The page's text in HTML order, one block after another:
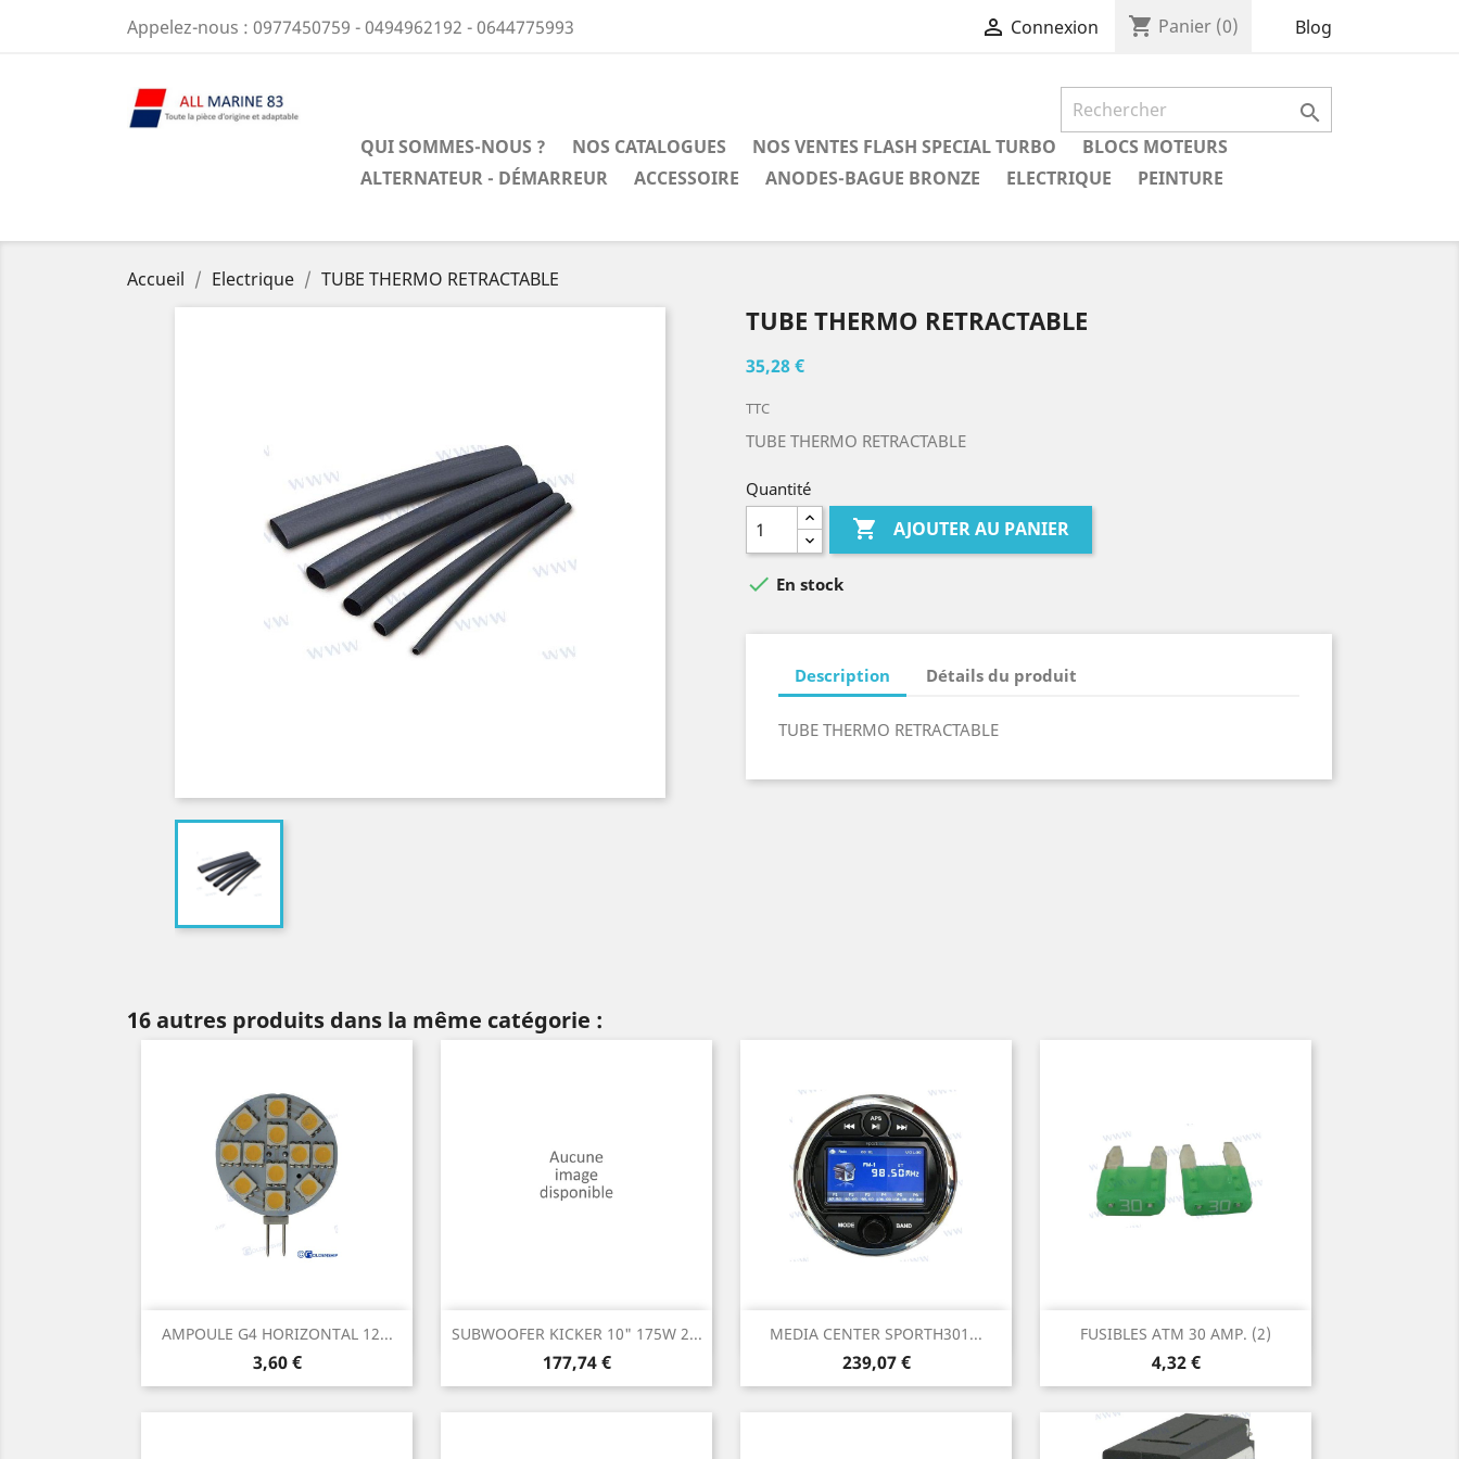
Appelez-nous : 0977450759 - 0494962192 - 0644775993  Connexion shopping_cart Panier (0) Blog

QUI SOMMES-NOUS ? NOS CATALOGUES NOS VENTES FLASH SPECIAL TURBO
BLOCS MOTEURS
ALTERNATEUR - DÉMARREUR
ACCESSOIRE ANODES-BAGUE BRONZE ELECTRIQUE PEINTURE
Accueil Electrique TUBE THERMO RETRACTABLE
TUBE THERMO RETRACTABLE
35,28 €
TTC
TUBE THERMO RETRACTABLE
Quantité
 AJOUTER AU PANIER
 En stock
Description Détails du produit
TUBE THERMO RETRACTABLE
16 autres produits dans la même catégorie :
AMPOULE G4 HORIZONTAL 12...
Prix
3,60 €
Aperçu rapide SUBWOOFER KICKER 10" 175W 2...
Prix
177,74 €
Aperçu rapide MEDIA CENTER SPORTH301...
Prix
239,07 €
Aperçu rapide FUSIBLES ATM 30 AMP. (2)
Prix
4,32 €
Aperçu rapide